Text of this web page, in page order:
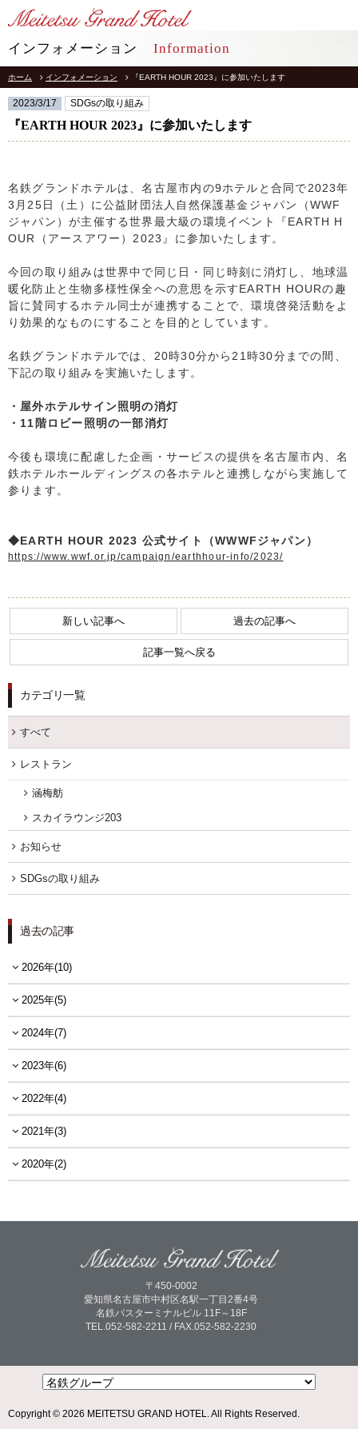
LANGUAGE
TOP トップ
STAY 宿泊
インフォメーション
館内施設
アクセス
よくあるご質問
お問合せ
採用情報
プライバシーポリシー
会社概要
サイトマップ
ホテルパンフレット
宿泊プラン一覧
インフォメーション Information
ホーム インフォメーション 『EARTH HOUR 2023』に参加いたします
2023/3/17 SDGsの取り組み
『EARTH HOUR 2023』に参加いたします
名鉄グランドホテルは、名古屋市内の9ホテルと合同で2023年
3月25日（土）に公益財団法人自然保護基金ジャパン（WWF
ジャパン）が主催する世界最大級の環境イベント『EARTH H
OUR（アースアワー）2023』に参加いたします。
今回の取り組みは世界中で同じ日・同じ時刻に消灯し、地球温
暖化防止と生物多様性保全への意思を示すEARTH HOURの趣
旨に賛同するホテル同士が連携することで、環境啓発活動をよ
り効果的なものにすることを目的としています。
名鉄グランドホテルでは、20時30分から21時30分までの間、
下記の取り組みを実施いたします。
・屋外ホテルサイン照明の消灯
・11階ロビー照明の一部消灯
今後も環境に配慮した企画・サービスの提供を名古屋市内、名
鉄ホテルホールディングスの各ホテルと連携しながら実施して
参ります。
◆EARTH HOUR 2023 公式サイト（WWWFジャパン）
https://www.wwf.or.jp/campaign/earthhour-info/2023/
新しい記事へ
記事一覧へ戻る
過去の記事へ
カテゴリ一覧
すべて
レストラン
涵梅舫
スカイラウンジ203
お知らせ
SDGsの取り組み
過去の記事
2026年(10)
2025年(5)
2024年(7)
2023年(6)
2022年(4)
2021年(3)
2020年(2)
〒450-0002
愛知県名古屋市中村区名駅一丁目2番4号
名鉄バスターミナルビル 11F～18F
TEL.052-582-2211 / FAX.052-582-2230
Copyright © 2026 MEITETSU GRAND HOTEL. All Rights Reserved.